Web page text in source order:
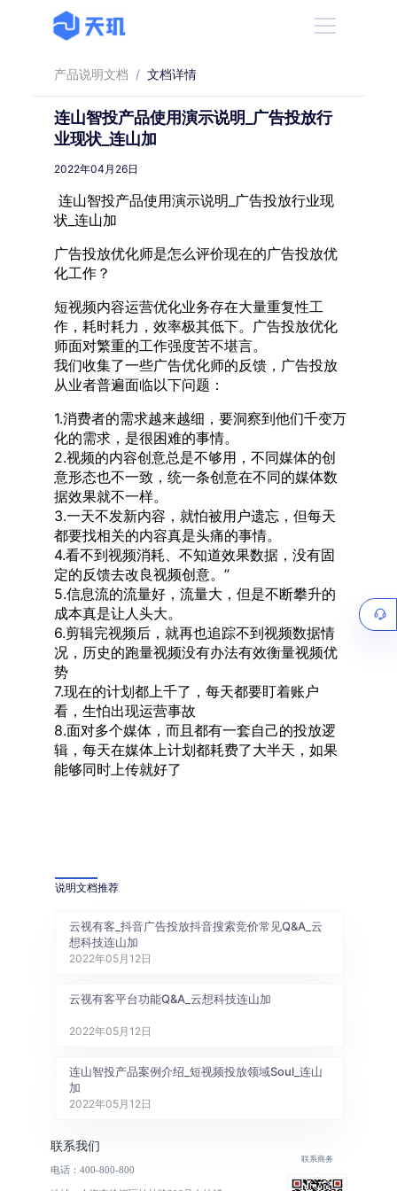
产品说明文档 / 文档详情
连山智投产品使用演示说明_广告投放行
业现状_连山加
2022年04月26日
连山智投产品使用演示说明_广告投放行业现
状_连山加
广告投放优化师是怎么评价现在的广告投放优
化工作？
短视频内容运营优化业务存在大量重复性工
作，耗时耗力，效率极其低下。广告投放优化
师面对繁重的工作强度苦不堪言。
我们收集了一些广告优化师的反馈，广告投放
从业者普遍面临以下问题：
1.消费者的需求越来越细，要洞察到他们千变万
化的需求，是很困难的事情。
2.视频的内容创意总是不够用，不同媒体的创
意形态也不一致，统一条创意在不同的媒体数
据效果就不一样。
3.一天不发新内容，就怕被用户遗忘，但每天
都要找相关的内容真是头痛的事情。
4.看不到视频消耗、不知道效果数据，没有固
定的反馈去改良视频创意。”
5.信息流的流量好，流量大，但是不断攀升的
成本真是让人头大。
6.剪辑完视频后，就再也追踪不到视频数据情
况，历史的跑量视频没有办法有效衡量视频优
势
7.现在的计划都上千了，每天都要盯着账户
看，生怕出现运营事故
8.面对多个媒体，而且都有一套自己的投放逻
辑，每天在媒体上计划都耗费了大半天，如果
能够同时上传就好了
说明文档推荐
云视有客_抖音广告投放抖音搜索竞价常见Q&A_云
想科技连山加
2022年05月12日
云视有客平台功能Q&A_云想科技连山加
2022年05月12日
连山智投产品案例介绍_短视频投放领域Soul_连山
加
2022年05月12日
联系我们
电话：400-800-800
联系商务